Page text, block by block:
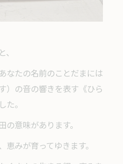
なたの名前のことだまには
）の音の響きを表す《ひら
た。
の意味があります。
みが育ってゆきます。